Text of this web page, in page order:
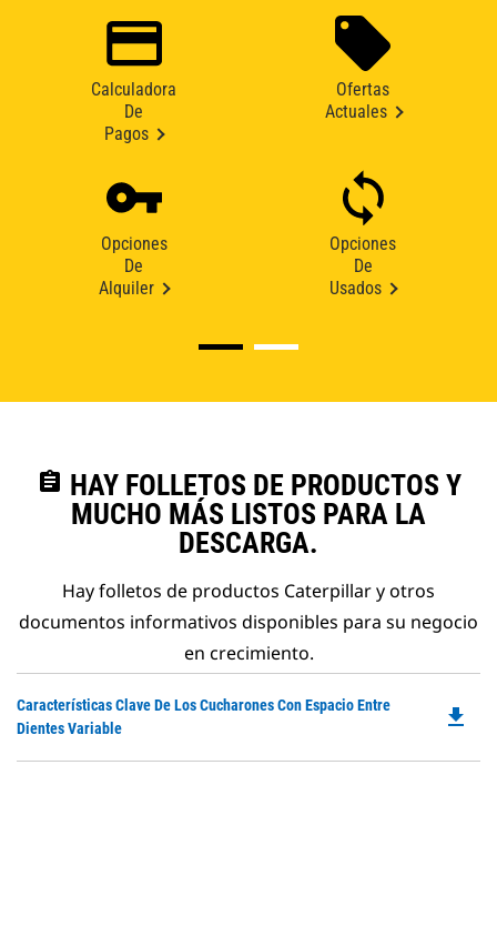
Calculadora
De
Pagos
Ofertas
Actuales
Opciones
De
Alquiler
Opciones
De
Usados
assignment HAY FOLLETOS DE PRODUCTOS Y
MUCHO MÁS LISTOS PARA LA
DESCARGA.
Hay folletos de productos Caterpillar y otros
documentos informativos disponibles para su negocio
en crecimiento.
Características Clave De Los Cucharones Con Espacio Entre
Dientes Variable
file_download